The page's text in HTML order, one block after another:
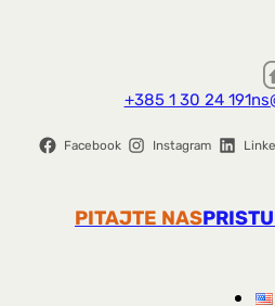
+385 1 30 24 191
Facebook Instagram
PITAJTE NAS